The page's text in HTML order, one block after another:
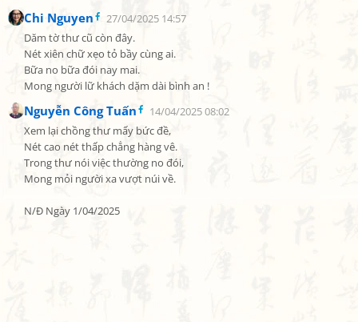
Chi Nguyen
27/04/2025 14:57
Dăm tờ thư cũ còn đây.
Nét xiên chữ xẹo tỏ bầy cùng ai.
Bữa no bữa đói nay mai.
Mong người lữ khách dặm dài bình an !
Nguyễn Công Tuấn
14/04/2025 08:02
Xem lại chồng thư mấy bức đề,
Nét cao nét thấp chẳng hàng vê.
Trong thư nói việc thường no đói,
Mong mỏi người xa vượt núi về.
N/Đ Ngày 1/04/2025